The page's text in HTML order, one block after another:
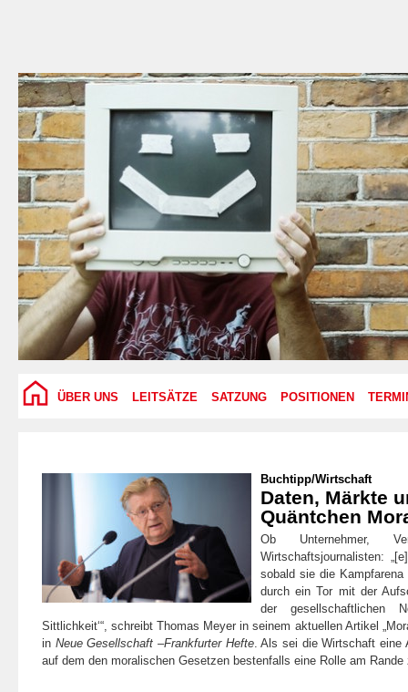
ÜBER UNS LEITSÄTZE SATZUNG POSITIONEN
Buchtipp/Wirtschaft
Daten, Märkte
Quäntchen
Ob Unternehmer,
Wirtschaftsjournalisten:
sobald sie die
durch ein Tor mit der
der gesellschaftlichen
Sittlichkeit‘“, schreibt Thomas Meyer in seinem aktuellen Artikel
in Neue Gesellschaft –Frankfurter Hefte. Als sei die Wirtschaft eine
auf dem den moralischen Gesetzen bestenfalls eine Rolle am